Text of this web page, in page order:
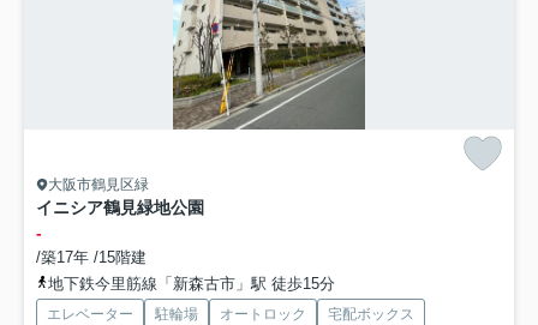
大阪市鶴見区緑
イニシア鶴見緑地公園
-
/築17年 /15階建
地下鉄今里筋線「新森古市」駅 徒歩15分
エレベーター 駐輪場 オートロック
宅配ボックス